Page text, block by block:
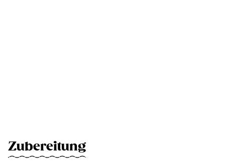
Zubereitung